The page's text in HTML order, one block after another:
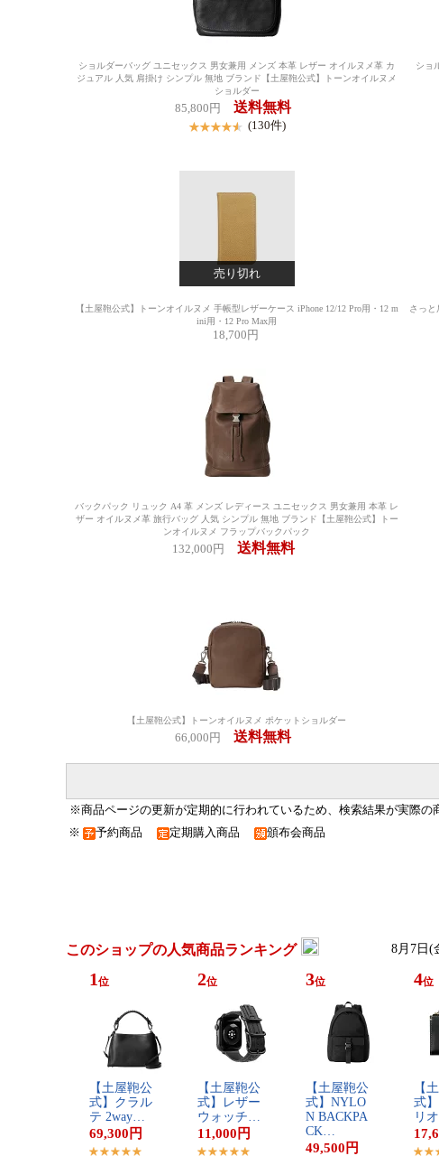
ショルダーバッグ ユニセックス 男女兼用 メンズ 本革 レザー オイルヌメ革 カ
ジュアル 人気 肩掛け シンプル 無地 ブランド【土屋鞄公式】トーンオイルヌメ
ショルダー
85,800円 送料無料
(130件)
ショ
売り切れ
【土屋鞄公式】トーンオイルヌメ 手帳型レザーケース iPhone 12/12 Pro用・12 m
ini用・12 Pro Max用
18,700円
さっと
バックパック リュック A4 革 メンズ レディース ユニセックス 男女兼用 本革 レ
ザー オイルヌメ革 旅行バッグ 人気 シンプル 無地 ブランド【土屋鞄公式】トー
ンオイルヌメ フラップバックパック
132,000円 送料無料
【土屋鞄公式】トーンオイルヌメ ポケットショルダー
66,000円 送料無料
※商品ページの更新が定期的に行われているため、検索結果が実際の
※ 予約商品 定期購入商品 頒布会商品
このショップの人気商品ランキング 8月7日(
1 位
【​土​屋​鞄​公​
式​】​ク​ラ​ル​
テ​ ​2​w​a​y​…
69,300 円
2位
【​土​屋​鞄​公​
式​】​レ​ザ​ー​
ウ​ォ​ッ​チ​…
11,000 円
3位
【​土​屋​鞄​公​
式​】​N​Y​L​O​
N​ ​B​A​C​K​P​A​
C​K​…
49,500 円
4位
【​
式​
リ​